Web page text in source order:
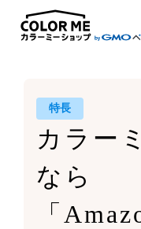
特長
カラー
なら
「